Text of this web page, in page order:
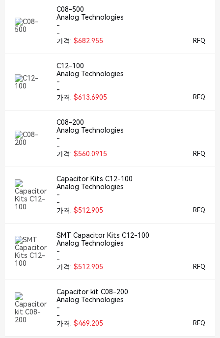
C08-500
Analog Technologies
-
-
가격: $682.955 RFQ
C12-100
Analog Technologies
-
-
가격: $613.6905 RFQ
C08-200
Analog Technologies
-
-
가격: $560.0915 RFQ
Capacitor Kits C12-100
Analog Technologies
-
-
가격: $512.905 RFQ
SMT Capacitor Kits C12-100
Analog Technologies
-
-
가격: $512.905 RFQ
Capacitor kit C08-200
Analog Technologies
-
-
가격: $469.205 RFQ